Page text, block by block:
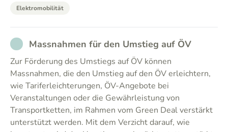
Elektromobilität
NOT_PARTICIPATED
Massnahmen für den Umstieg auf ÖV
Zur Förderung des Umstiegs auf ÖV können
Massnahmen, die den Umstieg auf den ÖV erleichtern,
wie Tariferleichterungen, ÖV-Angebote bei
Veranstaltungen oder die Gewährleistung von
Transportketten, im Rahmen vom Green Deal verstärkt
unterstützt werden. Mit dem Verzicht darauf, wie